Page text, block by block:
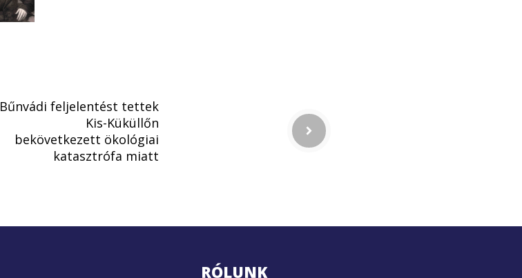
Bűnvádi feljelentést tettek
Kis-Küküllőn
bekövetkezett ökológiai
katasztrófa miatt
RÓLUNK